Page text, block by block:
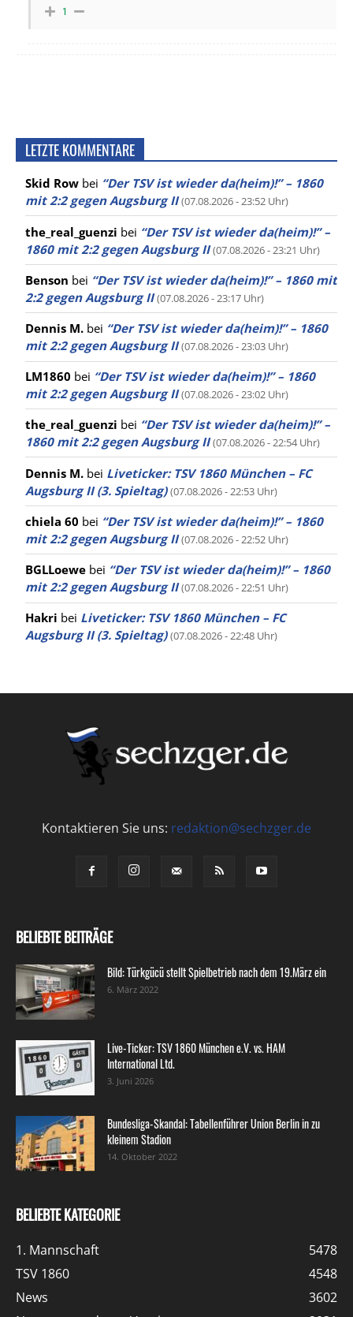
1
LETZTE KOMMENTARE
Skid Row bei “Der TSV ist wieder da(heim)!” – 1860
mit 2:2 gegen Augsburg II (07.08.2026 - 23:52 Uhr)
the_real_guenzi bei “Der TSV ist wieder da(heim)!” –
1860 mit 2:2 gegen Augsburg II (07.08.2026 - 23:21 Uhr)
Benson bei “Der TSV ist wieder da(heim)!” – 1860 mit
2:2 gegen Augsburg II (07.08.2026 - 23:17 Uhr)
Dennis M. bei “Der TSV ist wieder da(heim)!” – 1860
mit 2:2 gegen Augsburg II (07.08.2026 - 23:03 Uhr)
LM1860 bei “Der TSV ist wieder da(heim)!” – 1860
mit 2:2 gegen Augsburg II (07.08.2026 - 23:02 Uhr)
the_real_guenzi bei “Der TSV ist wieder da(heim)!” –
1860 mit 2:2 gegen Augsburg II (07.08.2026 - 22:54 Uhr)
Dennis M. bei Liveticker: TSV 1860 München – FC
Augsburg II (3. Spieltag) (07.08.2026 - 22:53 Uhr)
chiela 60 bei “Der TSV ist wieder da(heim)!” – 1860
mit 2:2 gegen Augsburg II (07.08.2026 - 22:52 Uhr)
BGLLoewe bei “Der TSV ist wieder da(heim)!” – 1860
mit 2:2 gegen Augsburg II (07.08.2026 - 22:51 Uhr)
Hakri bei Liveticker: TSV 1860 München – FC
Augsburg II (3. Spieltag) (07.08.2026 - 22:48 Uhr)
Kontaktieren Sie uns: redaktion@sechzger.de
BELIEBTE BEITRÄGE
Bild: Türkgücü stellt Spielbetrieb nach dem 19.März ein
6. März 2022
Live-Ticker: TSV 1860 München e.V. vs. HAM
International Ltd.
3. Juni 2026
Bundesliga-Skandal: Tabellenführer Union Berlin in zu
kleinem Stadion
14. Oktober 2022
BELIEBTE KATEGORIE
1. Mannschaft
5478
TSV 1860
4548
News
3602